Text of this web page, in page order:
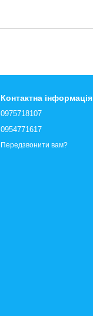
Контактна інформація
0975718107
0954771617
Передзвонити вам?